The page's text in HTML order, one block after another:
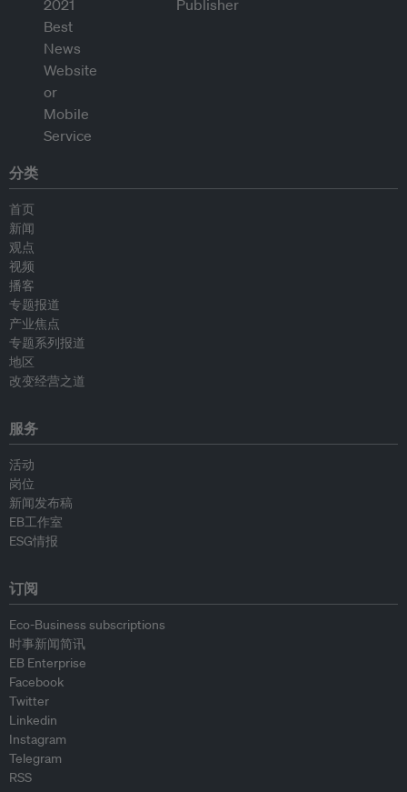
分类
首页
新闻
观点
视频
播客
专题报道
产业焦点
专题系列报道
地区
改变经营之道
服务
活动
岗位
新闻发布稿
EB工作室
ESG情报
订阅
Eco-Business subscriptions
时事新闻简讯
EB Enterprise
Facebook
Twitter
Linkedin
Instagram
Telegram
RSS